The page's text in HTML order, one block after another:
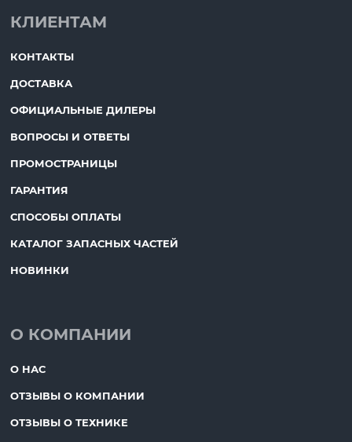
КЛИЕНТАМ
КОНТАКТЫ
ДОСТАВКА
ОФИЦИАЛЬНЫЕ ДИЛЕРЫ
ВОПРОСЫ И ОТВЕТЫ
ПРОМОСТРАНИЦЫ
ГАРАНТИЯ
СПОСОБЫ ОПЛАТЫ
КАТАЛОГ ЗАПАСНЫХ ЧАСТЕЙ
НОВИНКИ
О КОМПАНИИ
О НАС
ОТЗЫВЫ О КОМПАНИИ
ОТЗЫВЫ О ТЕХНИКЕ